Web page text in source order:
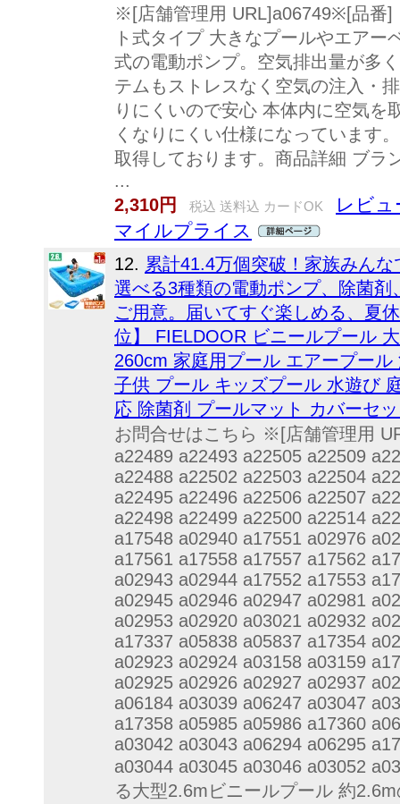
※[店舗管理用 URL]a06749※[品番]
ト式タイプ 大きなプールやエア
式の電動ポンプ。空気排出量が多
テムもストレスなく空気の注入・
りにくいので安心 本体内に空気を
くなりにくい仕様になっています
取得しております。商品詳細 ブラ
...
2,310円
税込 送料込 カードOK
レビュ
マイルプライス
12. 累計41.4万個突破！家族みん
選べる3種類の電動ポンプ、除菌
ご用意。届いてすぐ楽しめる、夏
位】 FIELDOOR ビニールプール
260cm 家庭用プール エアープー
子供 プール キッズプール 水遊び
応 除菌剤 プールマット カバーセ
お問合せはこちら ※[店舗管理用
a22489 a22493 a22505 a22509
a22488 a22502 a22503 a22504
a22495 a22496 a22506 a22507
a22498 a22499 a22500 a22514
a17548 a02940 a17551 a02976
a17561 a17558 a17557 a17562
a02943 a02944 a17552 a17553
a02945 a02946 a02947 a02981
a02953 a02920 a03021 a02932
a17337 a05838 a05837 a17354
a02923 a02924 a03158 a03159
a02925 a02926 a02927 a02937
a06184 a03039 a06247 a03047
a17358 a05985 a05986 a17360
a03042 a03043 a06294 a06295
a03044 a03045 a03046 a03052
る大型2.6mビニールプール 約